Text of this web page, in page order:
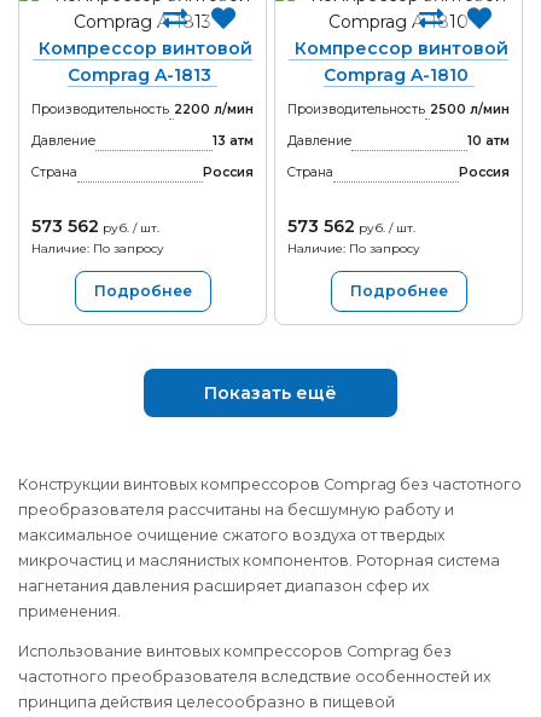
Компрессор винтовой
Comprag A-1813
Производительность 2200 л/мин
Давление
13 атм
Страна
Россия
573 562 руб. / шт.
Наличие: По запросу
Подробнее
Компрессор винтовой
Comprag A-1810
Производительность 2500 л/мин
Давление
10 атм
Страна
Россия
573 562 руб. / шт.
Наличие: По запросу
Подробнее
Показать ещё
Конструкции винтовых компрессоров Comprag без частотного
преобразователя рассчитаны на бесшумную работу и
максимальное очищение сжатого воздуха от твердых
микрочастиц и маслянистых компонентов. Роторная система
нагнетания давления расширяет диапазон сфер их
применения.
Использование винтовых компрессоров Comprag без
частотного преобразователя вследствие особенностей их
принципа действия целесообразно в пищевой